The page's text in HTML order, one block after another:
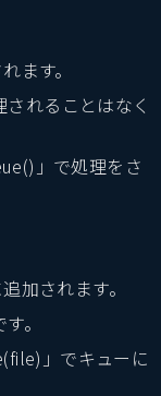
ます。
れることはなく
」で処理をさ
加されます。
。
」でキューに